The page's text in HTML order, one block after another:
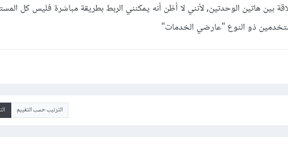
بين هاتين الوحدتين, لأنني لا أظن أنه يمكنني الربط بطريقة مباشرة فليس كل
ذو النوع "عارضي الخدمات"
الترتيب حسب التقييم